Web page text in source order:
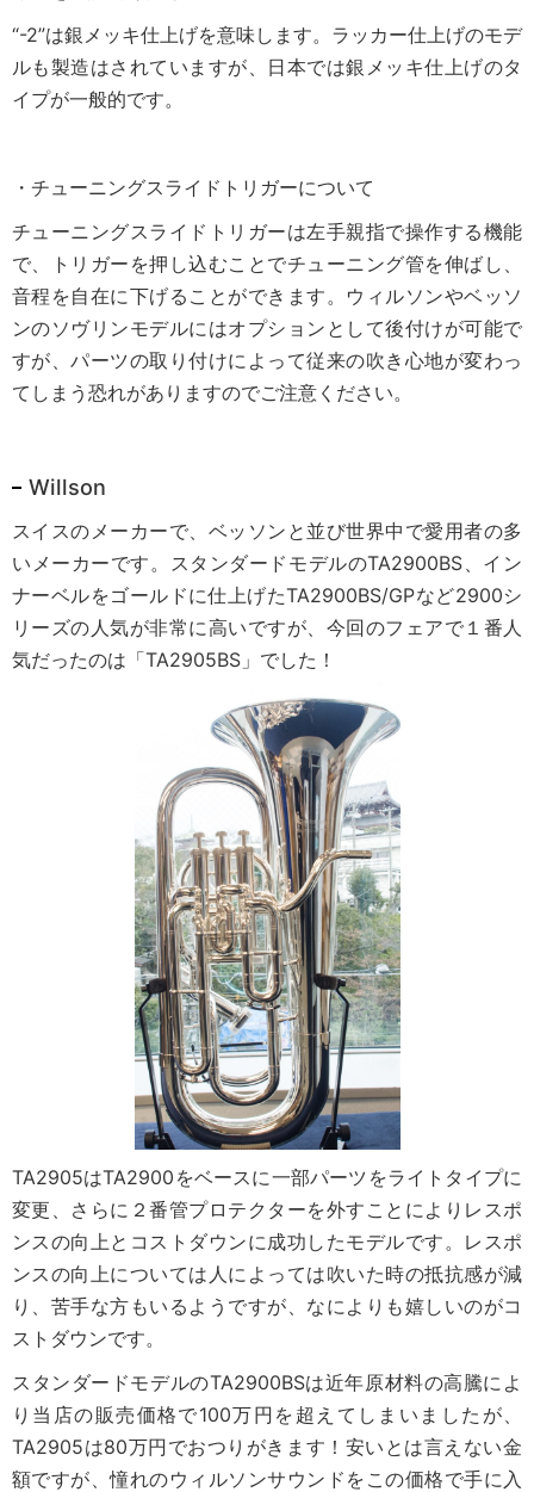
“-2”は銀メッキ仕上げを意味します。ラッカー仕上げのモデ
ルも製造はされていますが、日本では銀メッキ仕上げのタ
イプが一般的です。
・チューニングスライドトリガーについて
チューニングスライドトリガーは左手親指で操作する機能
で、トリガーを押し込むことでチューニング管を伸ばし、
音程を自在に下げることができます。ウィルソンやベッソ
ンのソヴリンモデルにはオプションとして後付けが可能で
すが、パーツの取り付けによって従来の吹き心地が変わっ
てしまう恐れがありますのでご注意ください。
Willson
スイスのメーカーで、ベッソンと並び世界中で愛用者の多
いメーカーです。スタンダードモデルのTA2900BS、イン
ナーベルをゴールドに仕上げたTA2900BS/GPなど2900シ
リーズの人気が非常に高いですが、今回のフェアで１番人
気だったのは「TA2905BS」でした！
TA2905はTA2900をベースに一部パーツをライトタイプに
変更、さらに２番管プロテクターを外すことによりレスポ
ンスの向上とコストダウンに成功したモデルです。レスポ
ンスの向上については人によっては吹いた時の抵抗感が減
り、苦手な方もいるようですが、なによりも嬉しいのがコ
ストダウンです。
スタンダードモデルのTA2900BSは近年原材料の高騰によ
り当店の販売価格で100万円を超えてしまいましたが、
TA2905は80万円でおつりがきます！安いとは言えない金
額ですが、憧れのウィルソンサウンドをこの価格で手に入